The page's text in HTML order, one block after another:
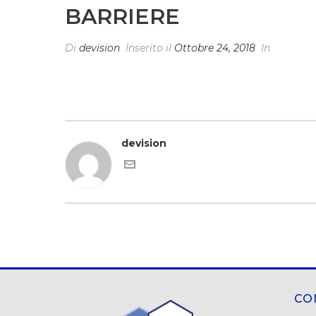
BARRIERE
Di devision Inserito il Ottobre 24, 2018 In
devision